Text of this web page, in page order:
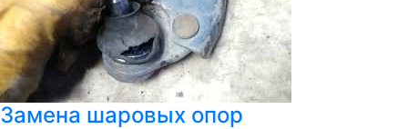
Замена шаровых опор